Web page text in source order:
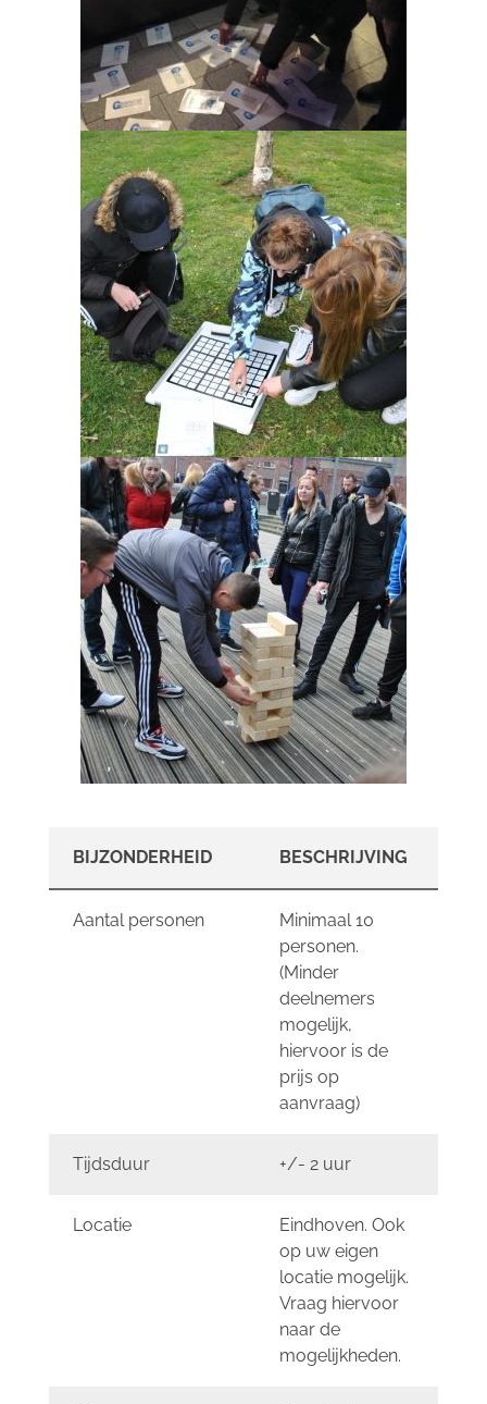
BIJZONDERHEID BESCHRIJVING
Aantal personen
Minimaal 10
personen.
(Minder
deelnemers
mogelijk,
hiervoor is de
prijs op
aanvraag)
Tijdsduur +/- 2 uur
Locatie
Eindhoven. Ook
op uw eigen
locatie mogelijk.
Vraag hiervoor
naar de
mogelijkheden.